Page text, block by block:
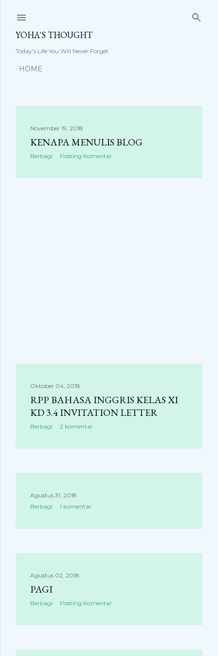
YOHA'S THOUGHT
Today's Life You Will Never Forget
HOME
t
November 19, 2018
KENAPA MENULIS BLOG
Berbagi Posting Komentar
Oktober 04, 2018
RPP BAHASA INGGRIS KELAS XI
KD 3.4 INVITATION LETTER
Berbagi 2 komentar
Agustus 31, 2018
Berbagi
1 komentar
Agustus 02, 2018
PAGI
Berbagi Posting Komentar